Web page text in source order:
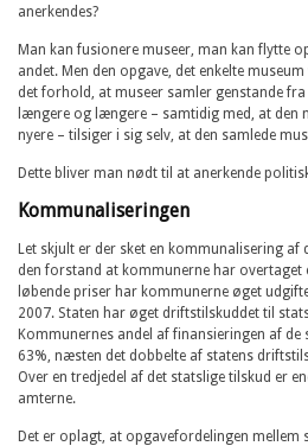
anerkendes?
Man kan fusionere museer, man kan flytte
andet. Men den opgave, det enkelte
det forhold, at museer samler genstande
længere og længere – samtidig med, at den
nyere – tilsiger i sig selv, at den samlede
Dette bliver man nødt til at anerkende
Kommunaliseringen
Let skjult er der sket en kommunalisering af
den forstand at kommunerne har overtaget
løbende priser har kommunerne øget
2007. Staten har øget driftstilskuddet til
Kommunernes andel af finansieringen af
63%, næsten det dobbelte af statens
Over en tredjedel af det statslige tilskud er
amterne.
Det er oplagt, at opgavefordelingen